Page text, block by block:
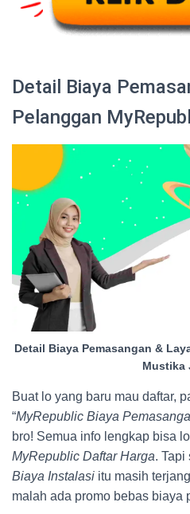
Detail Biaya
Pelanggan
Detail Biaya Pemasangan &
Mustika
Buat lo yang baru mau daftar,
“MyRepublic Biaya
bro! Semua info lengkap bisa
MyRepublic Daftar Harga. Tapi
Biaya Instalasi itu masih
malah ada promo bebas biaya